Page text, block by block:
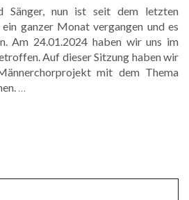
Sänger, nun ist seit dem letzten
ganzer Monat vergangen und es
Am 24.01.2024 haben wir uns im
Auf dieser Sitzung haben wir
mit dem Thema
…